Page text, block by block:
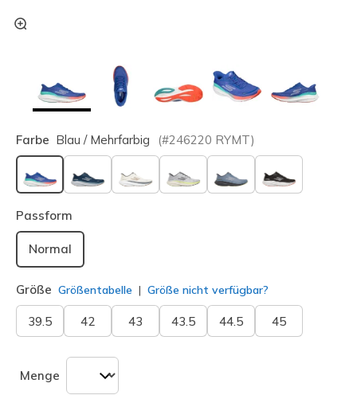
Farbe Blau / Mehrfarbig (#246220 RYMT)
ausgewählt
Passform
Normal
Größe Größentabelle Größe nicht verfügbar?
39.5 42 43 43.5 44.5 45
Menge